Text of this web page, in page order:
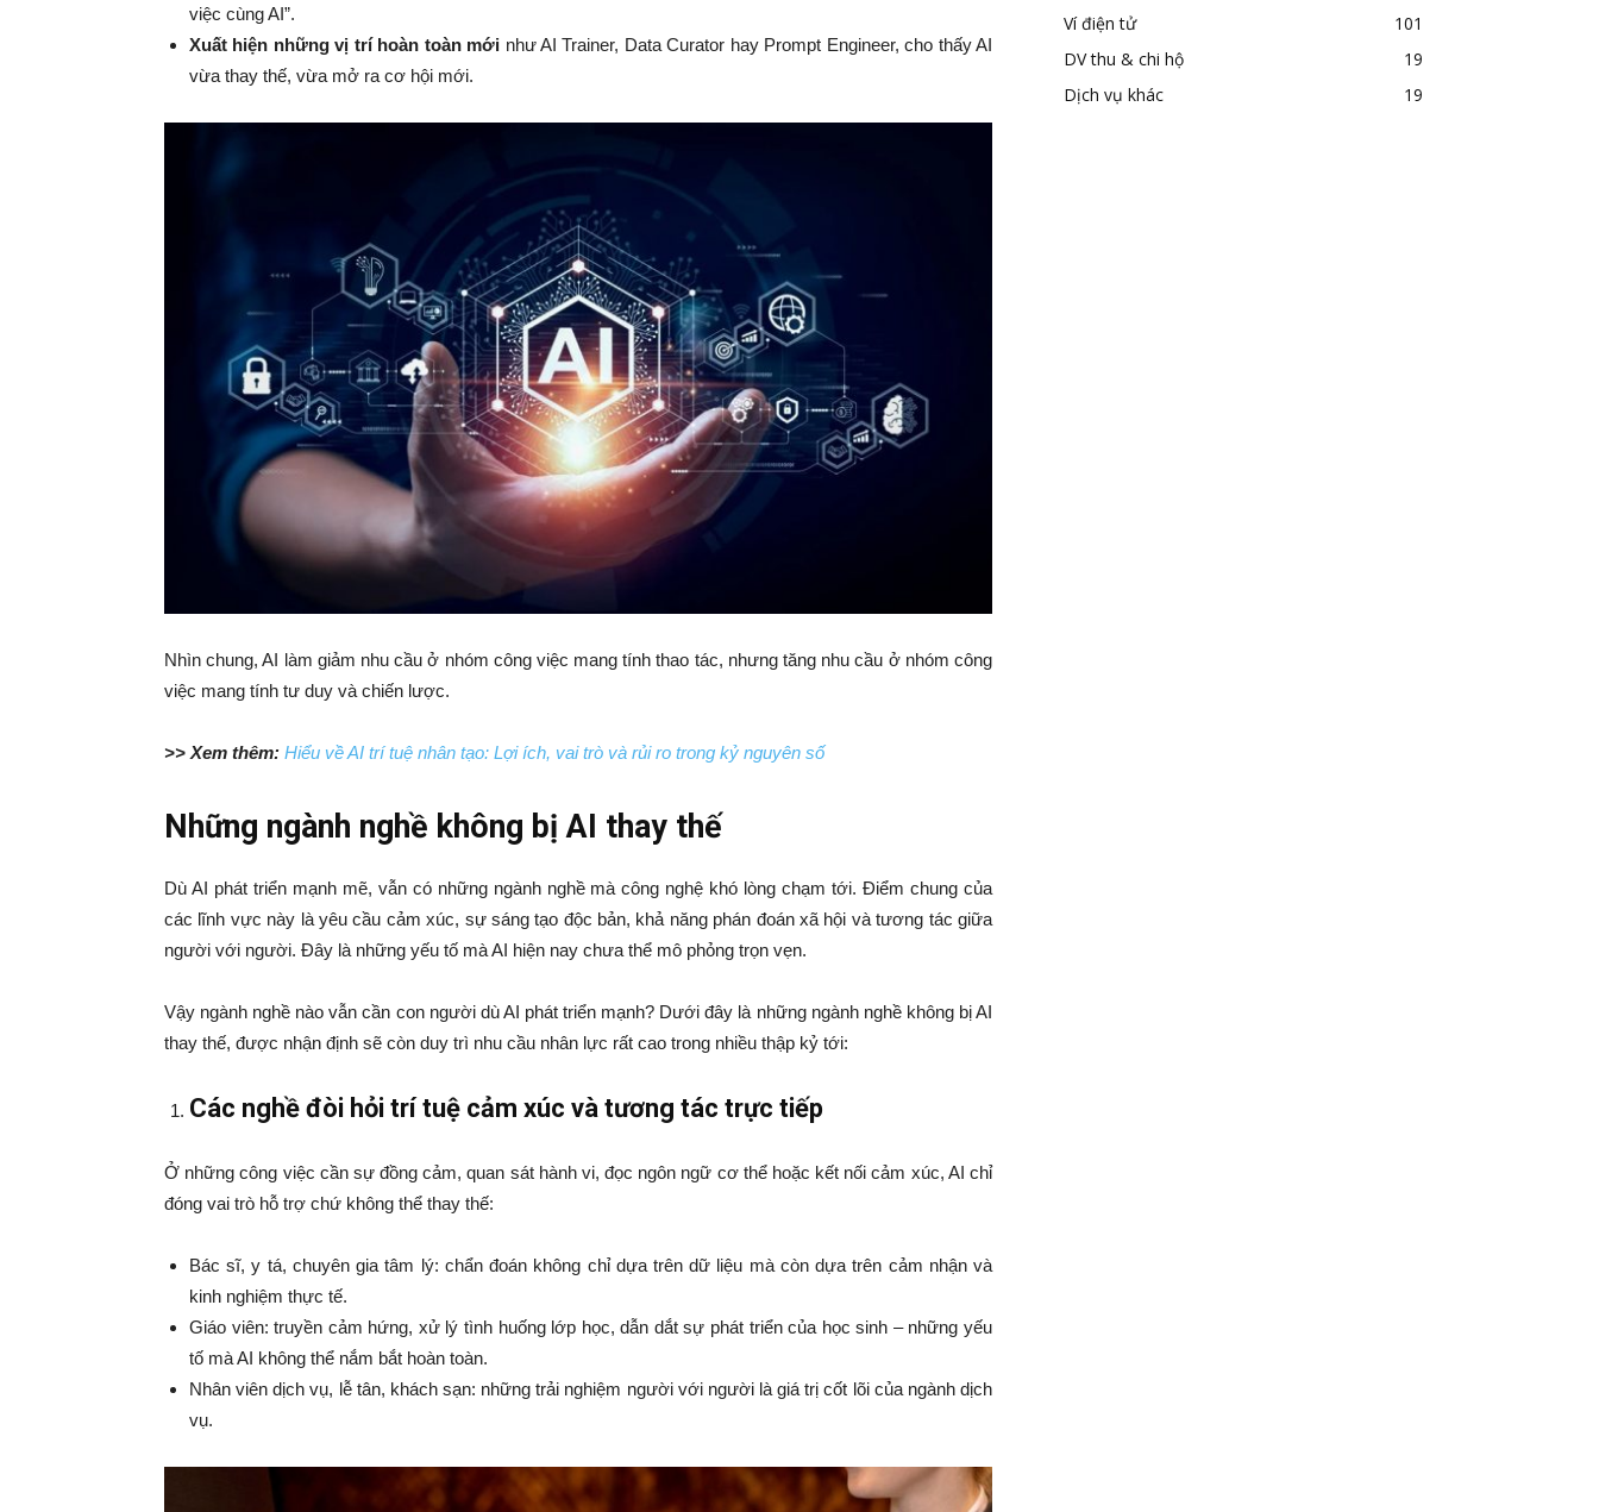
việc cùng AI”.
Xuất hiện những vị trí hoàn toàn mới như AI Trainer, Data Curator hay Prompt Engineer, cho thấy AI
vừa thay thế, vừa mở ra cơ hội mới.
Nhìn chung, AI làm giảm nhu cầu ở nhóm công việc mang tính thao tác, nhưng tăng nhu cầu ở nhóm công
việc mang tính tư duy và chiến lược.
>> Xem thêm: Hiểu về AI trí tuệ nhân tạo: Lợi ích, vai trò và rủi ro trong kỷ nguyên số
Những ngành nghề không bị AI thay thế
Dù AI phát triển mạnh mẽ, vẫn có những ngành nghề mà công nghệ khó lòng chạm tới. Điểm chung của
các lĩnh vực này là yêu cầu cảm xúc, sự sáng tạo độc bản, khả năng phán đoán xã hội và tương tác giữa
người với người. Đây là những yếu tố mà AI hiện nay chưa thể mô phỏng trọn vẹn.
Vậy ngành nghề nào vẫn cần con người dù AI phát triển mạnh? Dưới đây là những ngành nghề không bị AI
thay thế, được nhận định sẽ còn duy trì nhu cầu nhân lực rất cao trong nhiều thập kỷ tới:
Các nghề đòi hỏi trí tuệ cảm xúc và tương tác trực tiếp
Ở những công việc cần sự đồng cảm, quan sát hành vi, đọc ngôn ngữ cơ thể hoặc kết nối cảm xúc, AI chỉ
đóng vai trò hỗ trợ chứ không thể thay thế:
Bác sĩ, y tá, chuyên gia tâm lý: chẩn đoán không chỉ dựa trên dữ liệu mà còn dựa trên cảm nhận và
kinh nghiệm thực tế.
Giáo viên: truyền cảm hứng, xử lý tình huống lớp học, dẫn dắt sự phát triển của học sinh – những yếu
tố mà AI không thể nắm bắt hoàn toàn.
Nhân viên dịch vụ, lễ tân, khách sạn: những trải nghiệm người với người là giá trị cốt lõi của ngành dịch
vụ.
Ví điện tử
101
DV thu & chi hộ
19
Dịch vụ khác
19